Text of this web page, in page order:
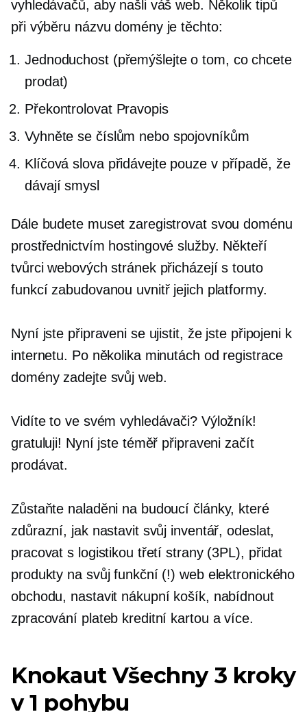
vyhledávačů, aby našli váš web. Několik tipů
při výběru názvu domény je těchto:
Jednoduchost (přemýšlejte o tom, co chcete
prodat)
PřekontrolovatPravopis
Vyhněte se číslům nebo spojovníkům
Klíčová slova přidávejte pouze v případě, že
dávají smysl
Dále budete muset zaregistrovat svou doménu
prostřednictvím hostingové služby. Někteří
tvůrci webových stránek přicházejí s touto
funkcí zabudovanou uvnitř jejich platformy.
Nyní jste připraveni se ujistit, že jste připojeni k
internetu. Po několika minutách od registrace
domény zadejte svůj web.
Vidíte to ve svém vyhledávači? Výložník!
gratuluji! Nyní jste téměř připraveni začít
prodávat.
Zůstaňte naladěni na budoucí články, které
zdůrazní, jak nastavit svůj inventář, odeslat,
pracovat s logistikou třetí strany (3PL), přidat
produkty na svůj funkční (!) web elektronického
obchodu, nastavit nákupní košík, nabídnout
zpracování plateb kreditní kartou a více.
KnokautVšechny 3 kroky
v 1 pohybu